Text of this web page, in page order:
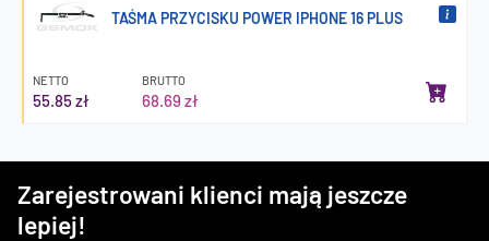
TAŚMA PRZYCISKU POWER IPHONE 16 PLUS
NETTO
55.85 zł
BRUTTO
68.69 zł
Zarejestrowani klienci mają jeszcze
lepiej!